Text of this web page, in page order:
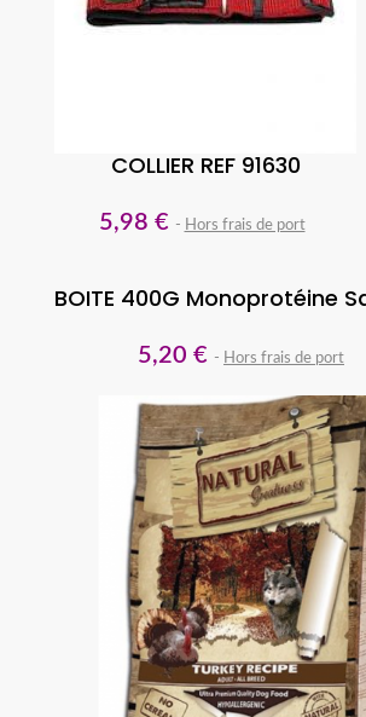
COLLIER REF 91630
5,98 € Hors frais de port
BOITE 400G Monoprotéine
5,20 € Hors frais de port